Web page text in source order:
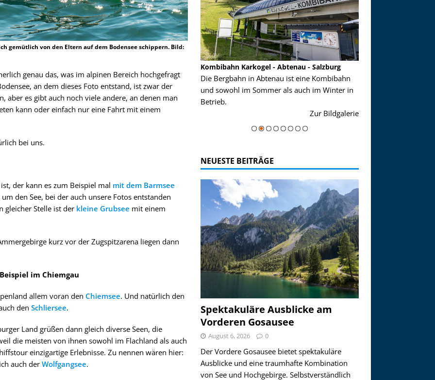
gemütlich von den Eltern auf dem Bodensee schippern. Bild:
genau das, was im alpinen Bereich hochgefragt
an dem dieses Foto entstand, ist zwar der
aber es gibt auch noch viele andere, an denen man
kann oder einfach nur eine Fahrt mit einem
bei uns.
der kann es zum Beispiel mal mit dem Barmsee
den See, bei der auch unsere Fotos entstanden
gleicher Stelle ist der kleine Grubsee mit einem
kurz vor der Zugspitzarena liegen dann
im Chiemgau
allem voran den Chiemsee. Und natürlich den
den Schliersee.
Land grüßen dann gleich diverse Seen, die
die meisten von ihnen sowohl im Flachland als auch
einzigartige Erlebnisse. Zu nennen wären hier:
auch der Wolfgangsee.
Mehr als 3,5 Kilometer Fahrspaß auf dem
Alpine Coaster in Imst! Hier kannst Du Dir
Bilder des Coasters ansehen.
Zur Bildgalerie
Kombibahn Karkogel - Abtenau - Salzburg
Die Bergbahn in Abtenau ist eine Kombibahn
und sowohl im Sommer als auch im Winter in
Betrieb.
Zur Bildgaleriemajestätisch...
Leogang
Bildgalerie
NEUESTE BEITRÄGE
Spektakuläre Ausblicke am
Vorderen Gosausee
August 6, 2026 0
Der Vordere Gosausee bietet spektakuläre
Ausblicke und eine traumhafte Kombination
von See und Hochgebirge. Selbstverständlich